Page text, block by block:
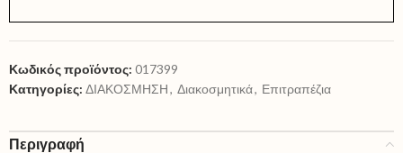
Κωδικός προϊόντος: 017399
Κατηγορίες: ΔΙΑΚΟΣΜΗΣΗ, Διακοσμητικά, Επιτραπέζια
Περιγραφή